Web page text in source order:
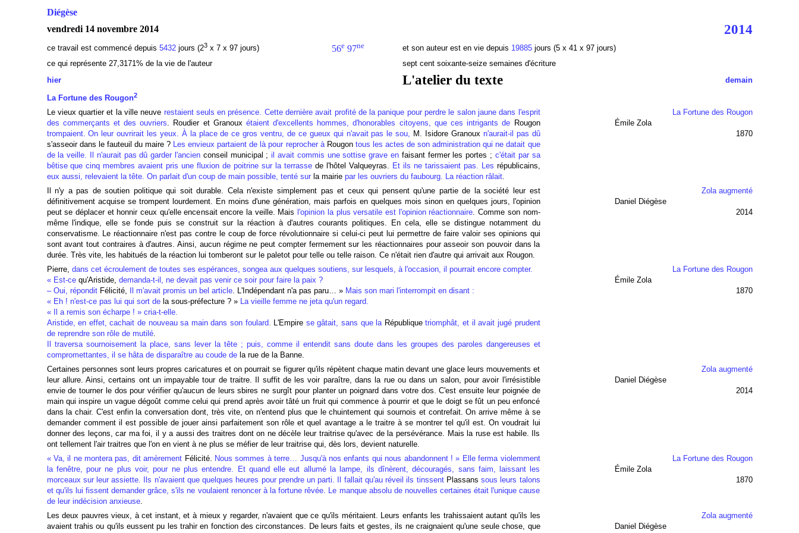
Diégèse
vendredi 14 novembre 2014
2014
ce travail est commencé depuis 5432jours (23x 7 x 97 jours) 56e97ne et son auteur est en vie depuis 19885 jours (5 x 41 x 97 jours)
ce qui représente 27,3171% de la vie de l'auteur
sept cent soixante-seize semaines d'écriture
hier
L'atelier du texte demain
La Fortune des Rougon2
Le vieux quartier et la ville neuve restaient seuls en présence. Cette dernière avait profité de la panique pour perdre le salon jaune dans l'esprit
des commerçants et des ouvriers. Roudier et Granoux étaient d'excellents hommes, d'honorables citoyens, que ces intrigants de Rougon
trompaient. On leur ouvrirait les yeux. À la place de ce gros ventru, de ce gueux qui n'avait pas le sou, M. Isidore Granoux n'aurait-il pas dû
s'asseoir dans le fauteuil du maire ?Les envieux partaient de là pour reprocher à Rougontous les actes de son administration qui ne datait que
de la veille. Il n'aurait pas dû garder l'ancienconseil municipal ; il avait commis une sottise grave en faisant fermer les portes ; c'était par sa
bêtise que cinq membres avaient pris une fluxion de poitrine sur la terrasse de l'hôtel Valqueyras. Et ils ne tarissaient pas. Les républicains,
eux aussi, relevaient la tête. On parlait d'un coup de main possible, tenté sur la mairiepar les ouvriers du faubourg. La réaction râlait.
La Fortune des Rougon
Émile Zola
1870
Il n'y a pas de soutien politique qui soit durable. Cela n'existe simplement pas et ceux qui pensent qu'une partie de la société leur est
définitivement acquise se trompent lourdement. En moins d'une génération, mais parfois en quelques mois sinon en quelques jours, l'opinion
peut se déplacer et honnir ceux qu'elle encensait encore la veille. Mais l'opinion la plus versatile est l'opinion réactionnaire. Comme son nom-
même l'indique, elle se fonde puis se construit sur la réaction à d'autres courants politiques. En cela, elle se distingue notamment du
conservatisme. Le réactionnaire n'est pas contre le coup de force révolutionnaire si celui-ci peut lui permettre de faire valoir ses opinions qui
sont avant tout contraires à d'autres. Ainsi, aucun régime ne peut compter fermement sur les réactionnaires pour asseoir son pouvoir dans la
durée. Très vite, les habitués de la réaction lui tomberont sur le paletot pour telle ou telle raison. Ce n'était rien d'autre qui arrivait aux Rougon.
Zola augmenté
Daniel Diégèse
2014
Pierre, dans cet écroulement de toutes ses espérances, songea aux quelques soutiens, sur lesquels, à l'occasion, il pourrait encore compter.
« Est-ce qu'Aristide, demanda-t-il, ne devait pas venir ce soir pour faire la paix ?
– Oui, répondit Félicité, Il m'avait promis un bel article. L'Indépendant n'a pas paru… »Mais son mari l'interrompit en disant :
« Eh ! n'est-ce pas lui qui sort de la sous-préfecture ? »La vieille femme ne jeta qu'un regard.
« Il a remis son écharpe ! » cria-t-elle.
Aristide, en effet, cachait de nouveau sa main dans son foulard. L'Empire se gâtait, sans que laRépubliquetriomphât, et il avait jugé prudent
de reprendre son rôle de mutilé.
Il traversa sournoisement la place, sans lever la tête ; puis, comme il entendit sans doute dans les groupes des paroles dangereuses et
compromettantes, il se hâta de disparaître au coude de la rue de la Banne.
La Fortune des Rougon
Émile Zola
1870
Certaines personnes sont leurs propres caricatures et on pourrait se figurer qu'ils répètent chaque matin devant une glace leurs mouvements et
leur allure. Ainsi, certains ont un impayable tour de traitre. Il suffit de les voir paraître, dans la rue ou dans un salon, pour avoir l'irrésistible
envie de tourner le dos pour vérifier qu'aucun de leurs sbires ne surgît pour planter un poignard dans votre dos. C'est ensuite leur poignée de
main qui inspire un vague dégoût comme celui qui prend après avoir tâté un fruit qui commence à pourrir et que le doigt se fût un peu enfoncé
dans la chair. C'est enfin la conversation dont, très vite, on n'entend plus que le chuintement qui sournois et contrefait. On arrive même à se
demander comment il est possible de jouer ainsi parfaitement son rôle et quel avantage a le traitre à se montrer tel qu'il est. On voudrait lui
donner des leçons, car ma foi, il y a aussi des traitres dont on ne décèle leur traitrise qu'avec de la persévérance. Mais la ruse est habile. Ils
ont tellement l'air traitres que l'on en vient à ne plus se méfier de leur traitrise qui, dès lors, devient naturelle.
Zola augmenté
Daniel Diégèse
2014
« Va, il ne montera pas, dit amèrement Félicité. Nous sommes à terre… Jusqu'à nos enfants qui nous abandonnent ! » Elle ferma violemment
la fenêtre, pour ne plus voir, pour ne plus entendre. Et quand elle eut allumé la lampe, ils dînèrent, découragés, sans faim, laissant les
morceaux sur leur assiette. Ils n'avaient que quelques heures pour prendre un parti. Il fallait qu'au réveil ils tinssentPlassans sous leurs talons
et qu'ils lui fissent demander grâce, s'ils ne voulaient renoncer à la fortune rêvée. Le manque absolu de nouvelles certaines était l'unique cause
de leur indécision anxieuse.
La Fortune des Rougon
Émile Zola
1870
Les deux pauvres vieux, à cet instant, et à mieux y regarder, n'avaient que ce qu'ils méritaient. Leurs enfants les trahissaient autant qu'ils les
avaient trahis ou qu'ils eussent pu les trahir en fonction des circonstances. De leurs faits et gestes, ils ne craignaient qu'une seule chose, que
Zola augmenté
Daniel Diégèse